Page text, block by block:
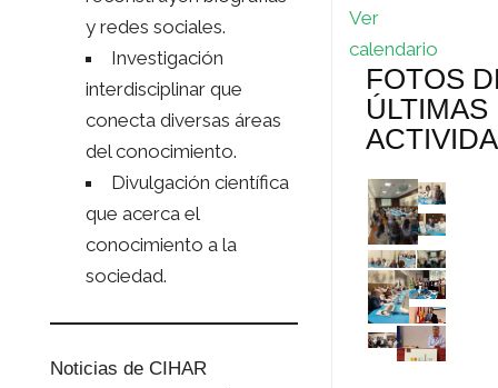
y redes sociales.
Investigación
interdisciplinar que
conecta diversas áreas
del conocimiento.
Divulgación científica
que acerca el
conocimiento a la
sociedad.
Noticias de CIHAR
Ver
calendario
FOTOS
ÚLTIMAS